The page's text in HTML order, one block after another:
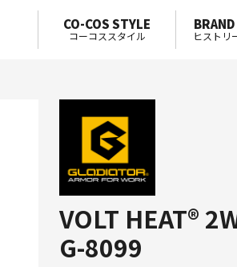
CO-COS STYLE
コーコススタイル ヒストリ
VOLT HEAT®
G-8099